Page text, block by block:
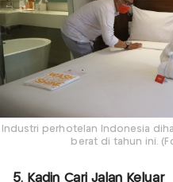
Industri perhotelan Indonesia
berat di tahun ini.
5. Kadin Cari Jalan Keluar